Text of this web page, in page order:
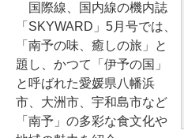
国際線、国内線の機内誌
「SKYWARD」5月号では、
「南予の味、癒しの旅」と
題し、かつて「伊予の国」
と呼ばれた愛媛県八幡浜
市、大洲市、宇和島市など
「南予」の多彩な食文化や